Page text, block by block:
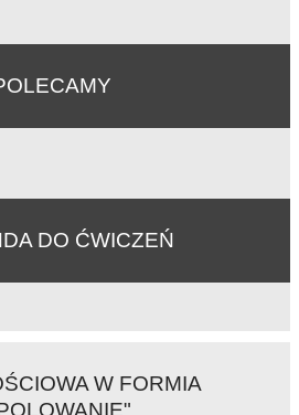
DO ĆWICZEŃ
W FORMIA